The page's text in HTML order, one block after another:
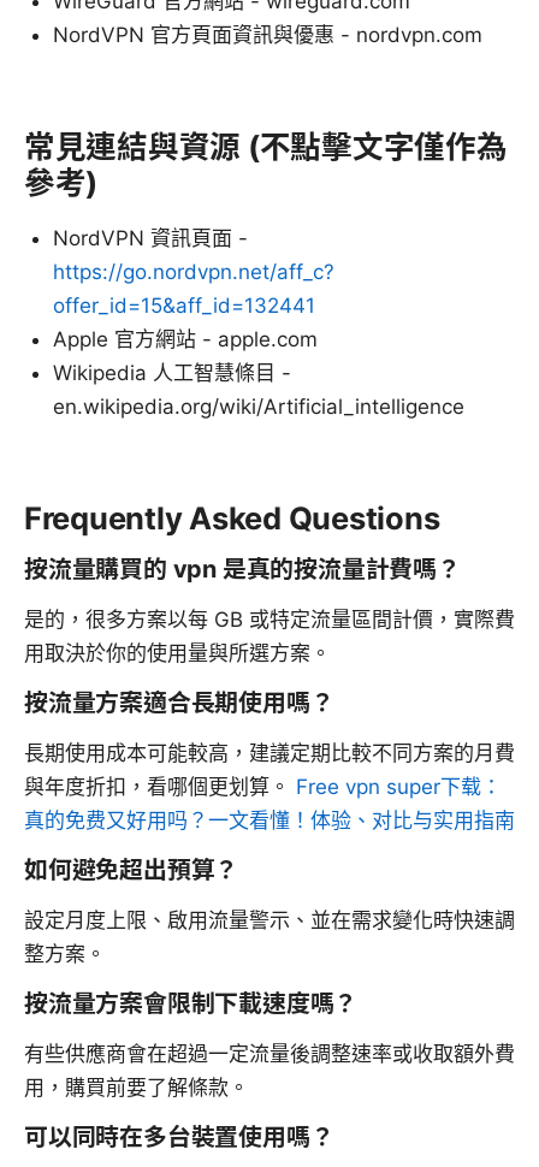
NordVPN 官方頁面資訊與優惠 - nordvpn.com
常見連結與資源 (不點擊文字僅作為
參考)
NordVPN 資訊頁面 -
https://go.nordvpn.net/aff_c?
offer_id=15&aff_id=132441
Apple 官方網站 - apple.com
Wikipedia 人工智慧條目 -
en.wikipedia.org/wiki/Artificial_intelligence
Frequently Asked Questions
按流量購買的 vpn 是真的按流量計費嗎？
是的，很多方案以每 GB 或特定流量區間計價，實際費
用取決於你的使用量與所選方案。
按流量方案適合長期使用嗎？
長期使用成本可能較高，建議定期比較不同方案的月費
與年度折扣，看哪個更划算。 Free vpn super下载：
真的免费又好用吗？一文看懂！体验、对比与实用指南
如何避免超出預算？
設定月度上限、啟用流量警示、並在需求變化時快速調
整方案。
按流量方案會限制下載速度嗎？
有些供應商會在超過一定流量後調整速率或收取額外費
用，購買前要了解條款。
可以同時在多台裝置使用嗎？